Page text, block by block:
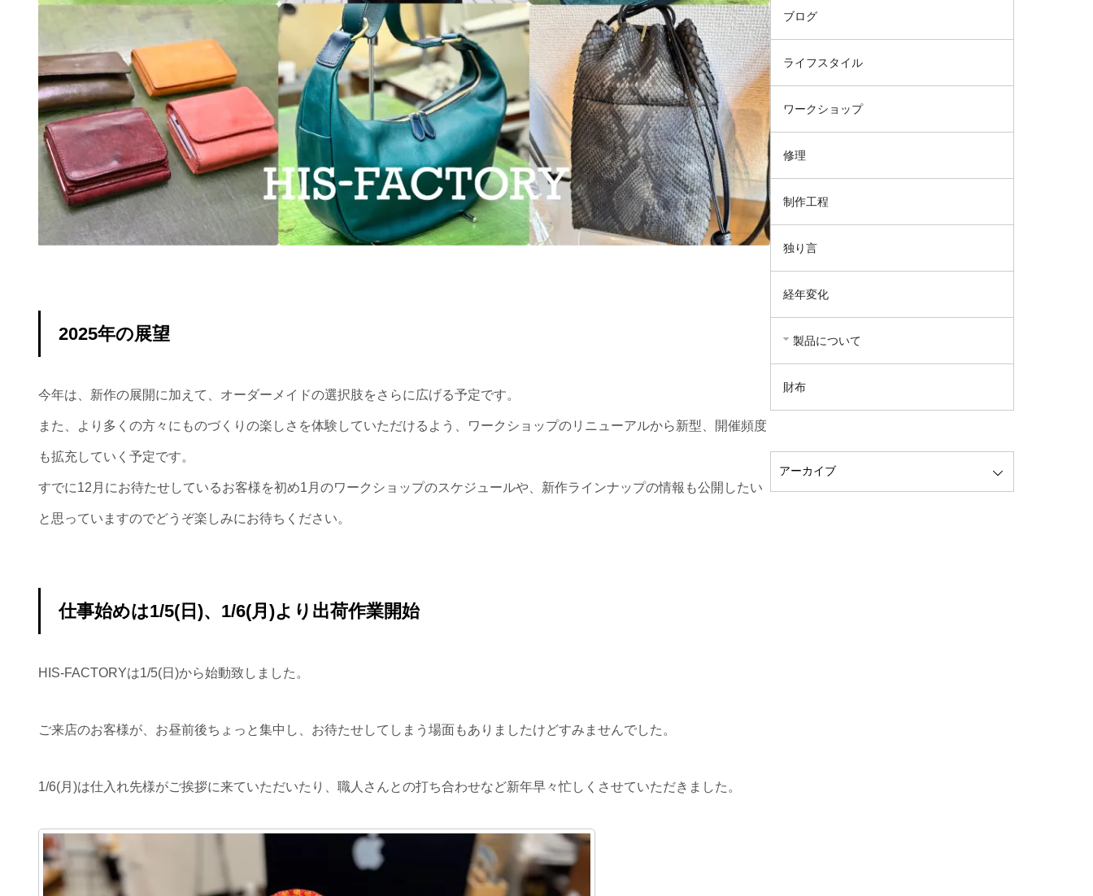
2025年の展望
今年は、新作の展開に加えて、オーダーメイドの選択肢をさらに広げる予定です。
また、より多くの方々にものづくりの楽しさを体験していただけるよう、ワークショップのリニューアルから新型、開催頻度
も拡充していく予定です。
すでに12月にお待たせしているお客様を初め1月のワークショップのスケジュールや、新作ラインナップの情報も公開したい
と思っていますのでどうぞ楽しみにお待ちください。
仕事始めは1/5(日)、1/6(月)より出荷作業開始
HIS-FACTORYは1/5(日)から始動致しました。
ご来店のお客様が、お昼前後ちょっと集中し、お待たせしてしまう場面もありましたけどすみませんでした。
1/6(月)は仕入れ先様がご挨拶に来ていただいたり、職人さんとの打ち合わせなど新年早々忙しくさせていただきました。
ブログ
ライフスタイル
ワークショップ
修理
制作工程
独り言
経年変化
製品について
財布